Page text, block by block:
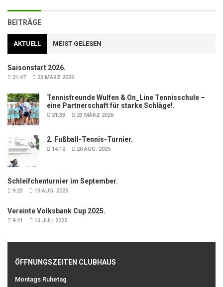
BEITRÄGE
AKTUELL MEIST GELESEN
Saisonstart 2026.
21:47 23 MÄRZ 2026
Tennisfreunde Wulfen & On_Line Tennisschule –
eine Partnerschaft für starke Schläge!.
21:33 23 MÄRZ 2026
2. Fußball-Tennis-Turnier.
14:12 20 AUG. 2025
Schleifchenturnier im September.
9:23 19 AUG. 2025
Vereinte Volksbank Cup 2025.
9:21 13 JULI 2025
ÖFFNUNGSZEITEN CLUBHAUS
Montags Ruhetag